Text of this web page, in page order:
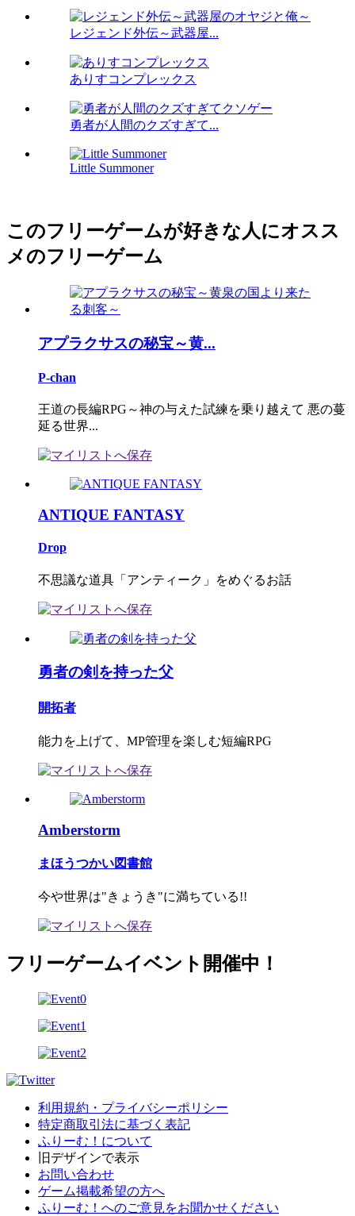
レジェンド外伝～武器屋...
ありすコンプレックス
勇者が人間のクズすぎて...
Little Summoner
このフリーゲームが好きな人にオスス
メのフリーゲーム
アプラクサスの秘宝～黄...
P-chan
王道の長編RPG～神の与えた試練を乗り越えて 悪の蔓
延る世界...
ANTIQUE FANTASY
Drop
不思議な道具「アンティーク」をめぐるお話
勇者の剣を持った父
開拓者
能力を上げて、MP管理を楽しむ短編RPG
Amberstorm
まほうつかい図書館
今や世界は"きょうき"に満ちている!!
フリーゲームイベント開催中！
利用規約・プライバシーポリシー
特定商取引法に基づく表記
ふりーむ！について
旧デザインで表示
お問い合わせ
ゲーム掲載希望の方へ
ふりーむ！へのご意見をお聞かせください